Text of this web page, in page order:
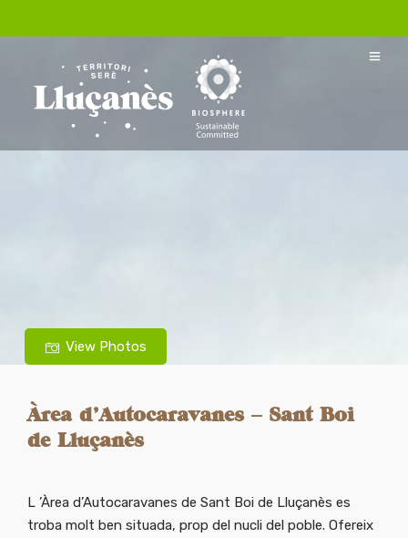
View Photos
Àrea d’Autocaravanes – Sant Boi
de Lluçanès
L ’Àrea d’Autocaravanes de Sant Boi de Lluçanès es
troba molt ben situada, prop del nucli del poble. Ofereix